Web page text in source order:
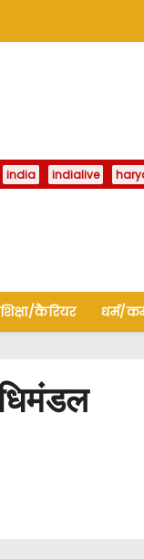
india indialive
शिक्षा/कैरियर धर्म/